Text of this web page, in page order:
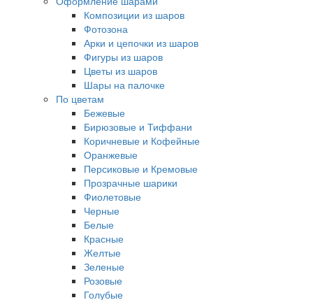
Композиции из шаров
Фотозона
Арки и цепочки из шаров
Фигуры из шаров
Цветы из шаров
Шары на палочке
По цветам
Бежевые
Бирюзовые и Тиффани
Коричневые и Кофейные
Оранжевые
Персиковые и Кремовые
Прозрачные шарики
Фиолетовые
Черные
Белые
Красные
Желтые
Зеленые
Розовые
Голубые